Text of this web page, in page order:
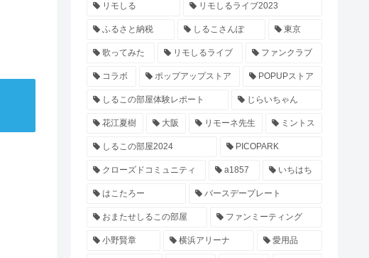
リモしる リモしるライブ2023
ふるさと納税 しるこさんぽ 東京
歌ってみた リモしるライブ ファンクラブ
コラボ ポップアップストア POPUPストア
しるこの部屋体験レポート じらいちゃん
花江夏樹 大阪 リモーネ先生 ミントス
しるこの部屋2024 PICOPARK
クローズドコミュニティ a1857 いちはち
はこたろー バースデープレート
おまたせしるこの部屋 ファンミーティング
小野賢章 横浜アリーナ 愛用品